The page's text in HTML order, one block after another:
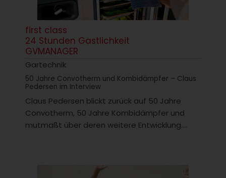
first class
24 Stunden Gastlichkeit
GVMANAGER
Gartechnik
50 Jahre Convotherm und Kombidämpfer – Claus
Pedersen im Interview
Claus Pedersen blickt zurück auf 50 Jahre
Convotherm, 50 Jahre Kombidämpfer und
mutmaßt über deren weitere Entwicklung....